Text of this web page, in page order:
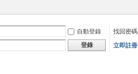
自動登錄
找回密碼
登錄 立即註冊